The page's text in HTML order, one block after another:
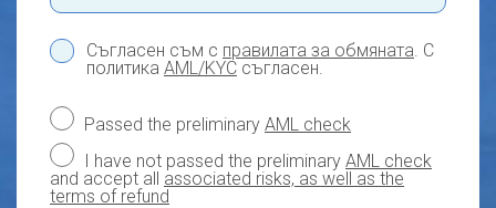
Съгласен съм с правилата за обмяната. С
политика AML/KYC съгласен.
Passed the preliminary AML check
I have not passed the preliminary AML check
and accept all associated risks, as well as the
terms of refund